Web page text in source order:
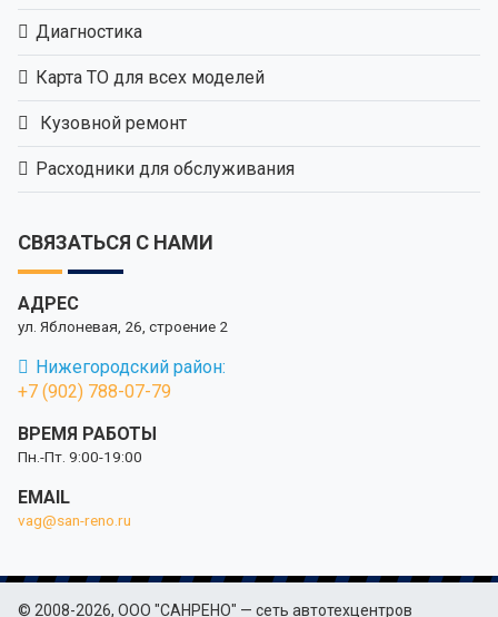
Диагностика
Карта ТО для всех моделей
Кузовной ремонт
Расходники для обслуживания
СВЯЗАТЬСЯ С НАМИ
АДРЕС
ул. Яблоневая, 26, строение 2
Нижегородский район:
+7 (902) 788-07-79
ВРЕМЯ РАБОТЫ
Пн.-Пт. 9:00-19:00
EMAIL
vag@san-reno.ru
© 2008-2026, ООО "САНРЕНО" — сеть автотехцентров